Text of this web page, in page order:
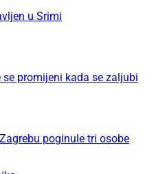
u Srimi
promijeni kada se zaljubi
poginule tri osobe